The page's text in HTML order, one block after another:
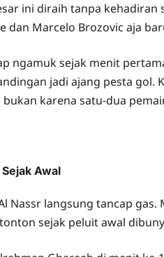
ini diraih tanpa
dan Marcelo Brozovic aja
ngamuk sejak menit
jadi ajang pesta gol.
karena satu-dua
Awal
Nassr langsung tancap
sejak peluit awal